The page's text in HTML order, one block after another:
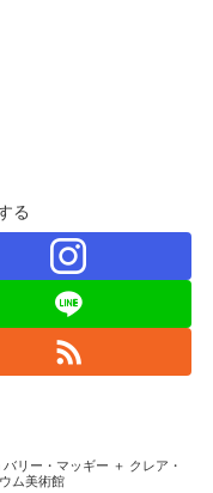
る
リー・マッギー ＋ クレア・
ム美術館